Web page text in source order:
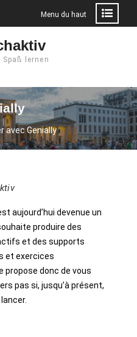
Menu du haut
lernen
avec Genially
aujourd’hui devenue un
produire des
et des supports
et exercices
propose donc de vous
pas si, jusqu’à présent,